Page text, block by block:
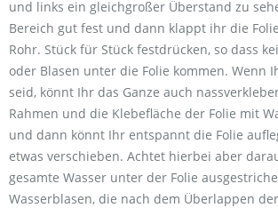
und links ein gleichgroßer Überstand zu
Bereich gut fest und dann klappt ihr die
Rohr. Stück für Stück festdrücken, so dass
oder Blasen unter die Folie kommen. Wenn
seid, könnt Ihr das Ganze auch
Rahmen und die Klebefläche der Folie mit
und dann könnt Ihr entspannt die Folie
etwas verschieben. Achtet hierbei aber
gesamte Wasser unter der Folie
Wasserblasen, die nach dem Überlappen